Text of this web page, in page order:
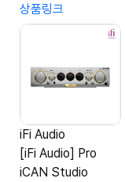
상품링크
iFi Audio
[iFi Audio] Pro
iCAN Studio